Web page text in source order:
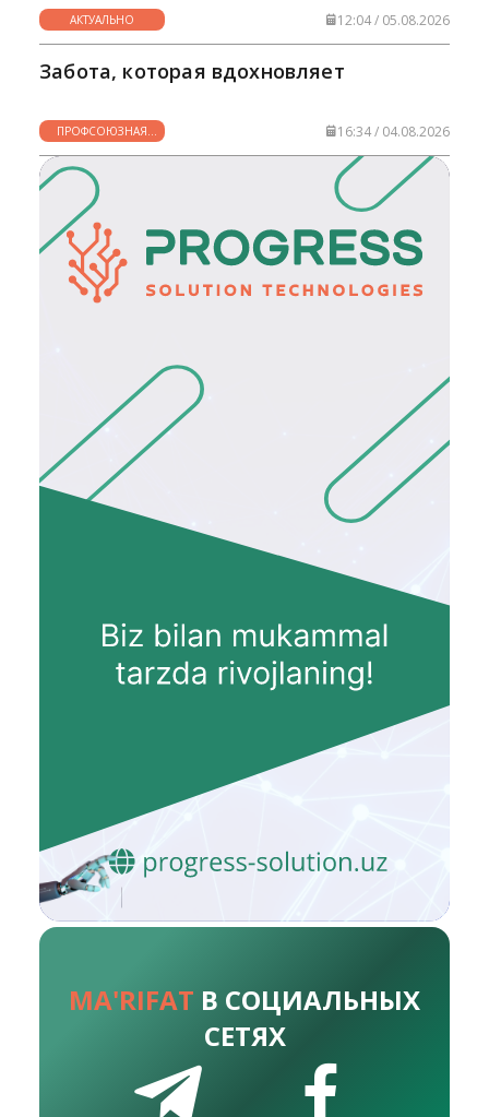
АКТУАЛЬНО 12:04 / 05.08.2026
Забота, которая вдохновляет
ПРОФСОЮЗНАЯ
ЖИЗНЬ
16:34 / 04.08.2026
MA'RIFAT В СОЦИАЛЬНЫХ
СЕТЯХ